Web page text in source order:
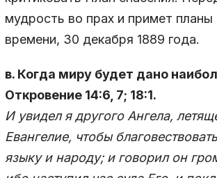
мудрость во прах и примет
времени, 30 декабря 1889 года.
в. Когда миру будет дано
Откровение 14:6, 7; 18:1.
И увидел я другого Ангела,
Евангелие, чтобы
языку и народу; и говорил он